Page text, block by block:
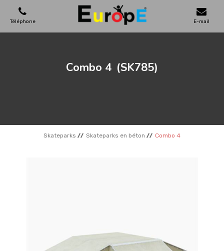
Téléphone E-mail
SKATEPARKS
Combo 4 (SK785)
Skateparks Skateparks en béton Combo 4